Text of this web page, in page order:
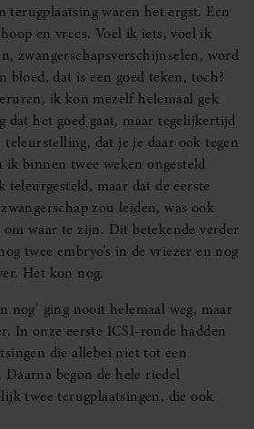
terugplaatsing waren het ergst. Een
en vrees. Voel ik iets, voel ik
zwangerschapsverschijnselen, word
bloed, dat is een goed teken, toch?
ik kon mezelf helemaal gek
dat het goed gaat, maar tegelijkertijd
teleurstelling, dat je je daar ook tegen
ik binnen twee weken ongesteld
maar dat de eerste
zou leiden, was ook
waar te zijn. Dit betekende verder
twee embryo’s in de vriezer en nog
Het kon nog.
nog’ ging nooit helemaal weg, maar
In onze eerste ICSI-ronde hadden
die allebei niet tot een
begon de hele riedel
twee terugplaatsingen, die ook